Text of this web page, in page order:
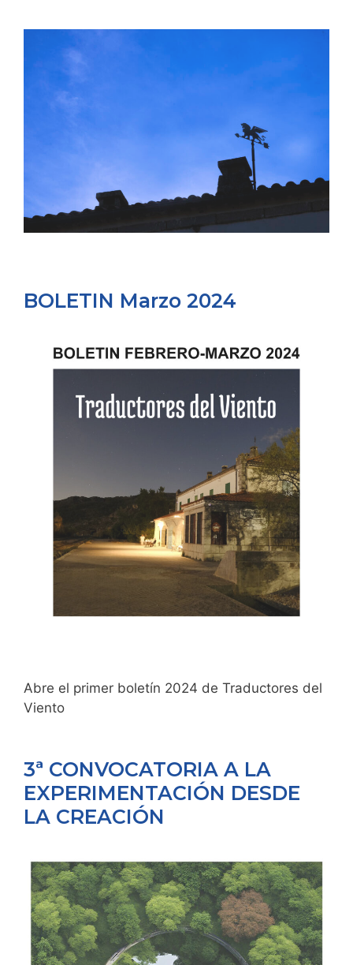
BOLETIN Marzo 2024
Abre el primer boletín 2024 de Traductores del
Viento
3ª CONVOCATORIA A LA
EXPERIMENTACIÓN DESDE
LA CREACIÓN